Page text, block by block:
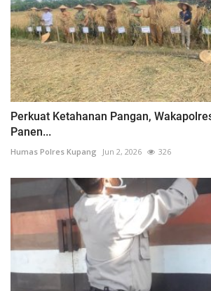
Perkuat Ketahanan Pangan,
Panen...
Humas Polres Kupang Jun 2, 2026 326